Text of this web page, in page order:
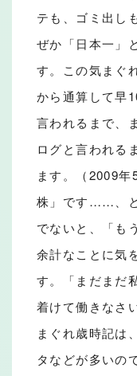
テも、ゴミ出し
ぜか「日本一」
す。この気まぐ
から通算して早
言われるまで、
ログと言われる
ます。（2009
株」です……、と
でないと、「も
余計なことに気
す。「まだまだ
着けて働きなさ
まぐれ歳時記は
タなどが多いの